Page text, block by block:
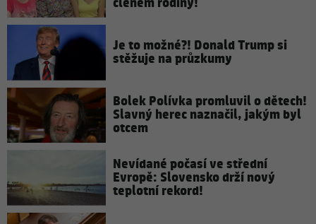
Je to možné?! Donald Trump si
stěžuje na průzkumy
Bolek Polívka promluvil o dětech!
Slavný herec naznačil, jakým byl
otcem
Nevídané počasí ve střední
Evropě: Slovensko drží nový
teplotní rekord!